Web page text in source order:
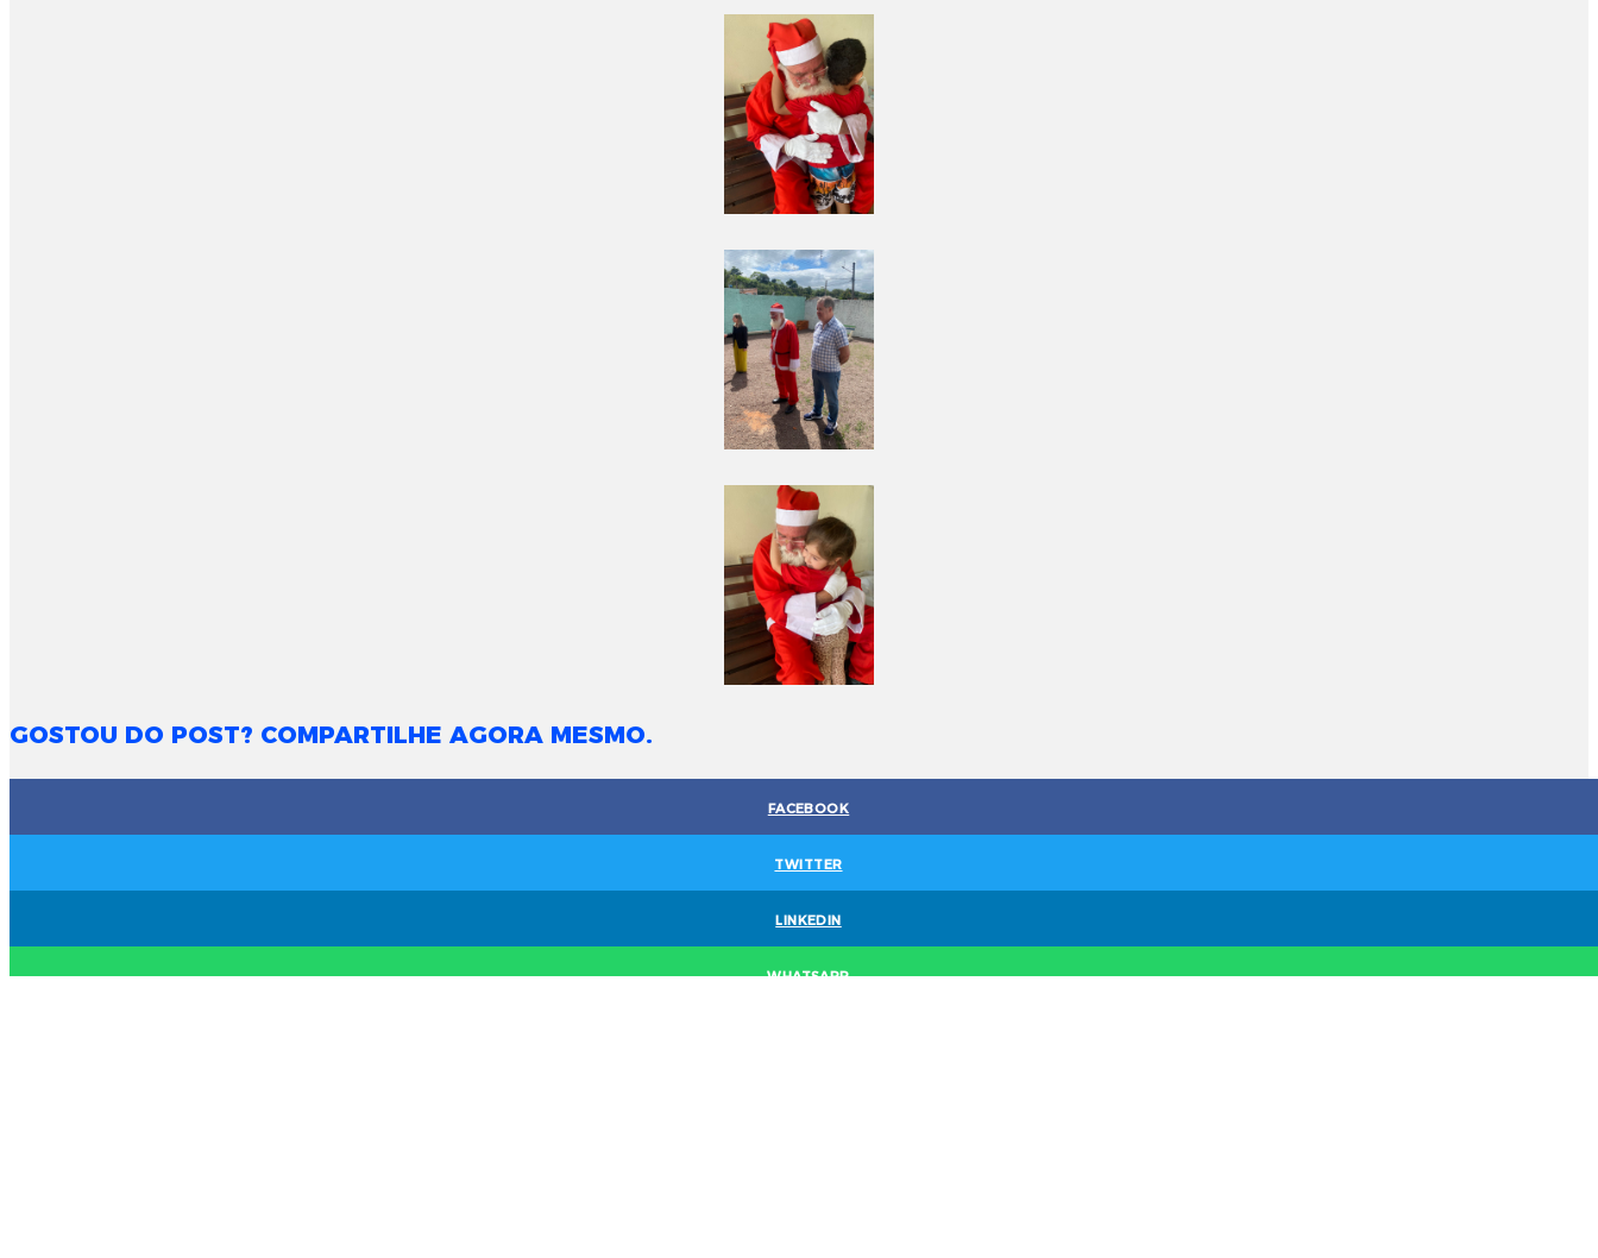
GOSTOU DO POST? COMPARTILHE AGORA MESMO.
FACEBOOK
TWITTER
LINKEDIN
WHATSAPP